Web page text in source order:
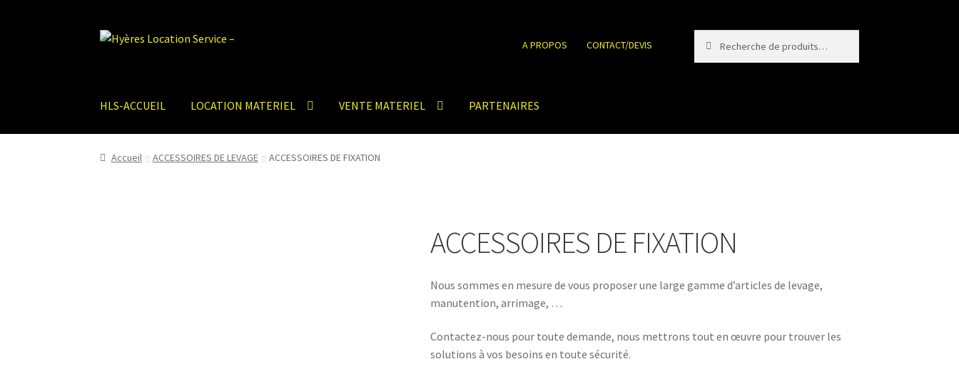
Aller
Aller
A PROPOS CONTACT/DEVIS
pour :
HLS-ACCUEIL LOCATION MATERIEL VENTE MATERIEL PARTENAIRES
Accueil ACCESSOIRES DE LEVAGE ACCESSOIRES DE FIXATION
ACCESSOIRES DE FIXATION
Nous sommes en mesure de vous proposer une large gamme d’articles de levage,
manutention, arrimage, …
Contactez-nous pour toute demande, nous mettrons tout en œuvre pour trouver les
solutions à vos besoins en toute sécurité.